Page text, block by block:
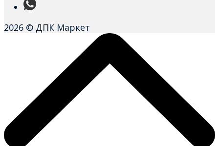
2026 © ДПК Маркет